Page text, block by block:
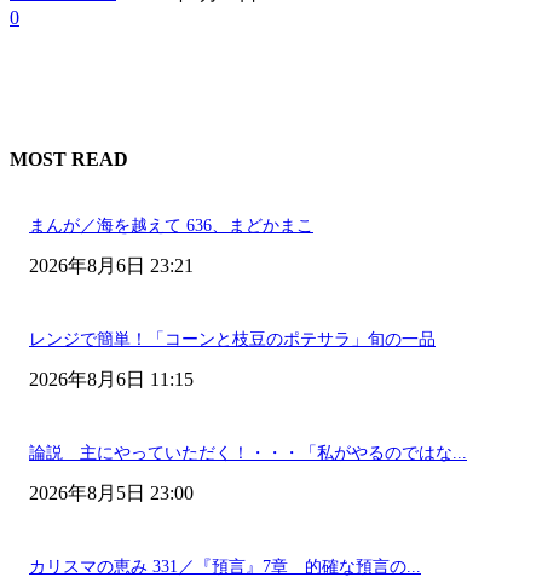
0
MOST READ
まんが／海を越えて 636、まどかまこ
2026年8月6日 23:21
レンジで簡単！「コーンと枝豆のポテサラ」旬の一品
2026年8月6日 11:15
論説 主にやっていただく！・・・「私がやるのではな...
2026年8月5日 23:00
カリスマの恵み 331／『預言』7章 的確な預言の...